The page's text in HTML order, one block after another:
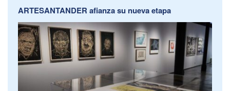
ARTESANTANDER afianza su nueva etapa